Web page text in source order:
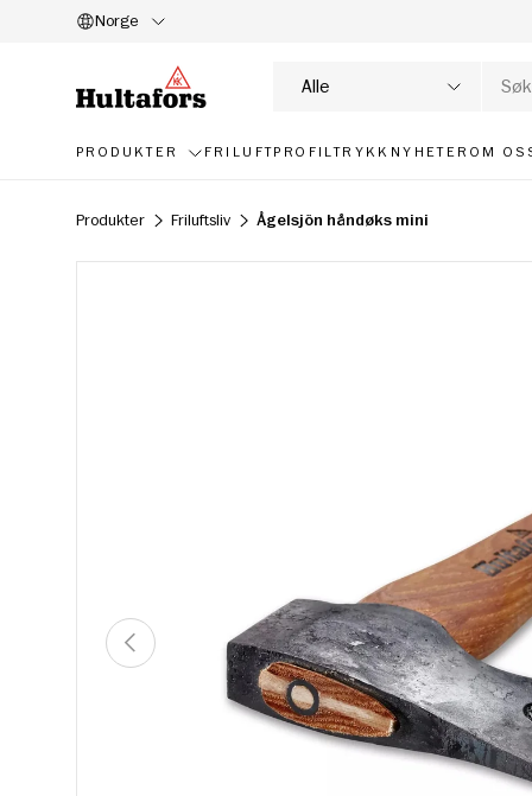
Norge
Søk
Produkttype
Alle
PRODUKTER FRILUFTPROFILTRYKK NYHETER OM
Produkter Friluftsliv Ågelsjön håndøks mini
TIDLIGERE